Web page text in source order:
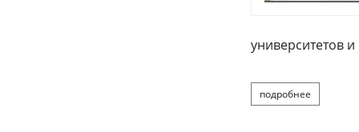
университетов
подробнее